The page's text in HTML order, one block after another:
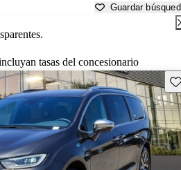
Guardar
tasas del concesionario